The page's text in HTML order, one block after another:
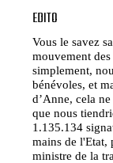
EDITO
Vous le savez
mouvement
simplement,
bénévoles, et
d’Anne, cela
que nous
1.135.134
mains de l'Etat,
ministre de la